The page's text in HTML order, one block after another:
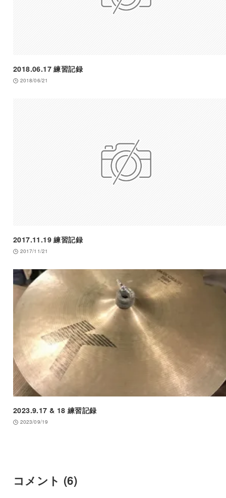
2018.06.17 練習記録
2018/06/21
2017.11.19 練習記録
2017/11/21
2023.9.17 & 18 練習記録
2023/09/19
コメント (6)